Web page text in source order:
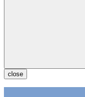
close